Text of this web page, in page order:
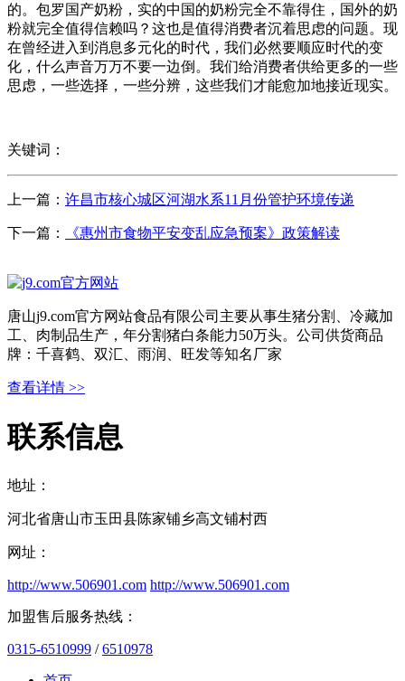
的。包罗国产奶粉，实的中国的奶粉完全不靠得住，国外的奶
粉就完全值得信赖吗？这也是值得消费者沉着思虑的问题。现
在曾经进入到消息多元化的时代，我们必然要顺应时代的变
化，什么声音万万不要一边倒。我们给消费者供给更多的一些
思虑，一些选择，一些分辨，这些我们才能愈加地接近现实。
关键词：
上一篇： 许昌市核心城区河湖水系11月份管护环境传递
下一篇： 《惠州市食物平安变乱应急预案》政策解读
唐山j9.com官方网站食品有限公司主要从事生猪分割、冷藏加
工、肉制品生产，年分割猪白条能力50万头。公司供货商品
牌：千喜鹤、双汇、雨润、旺发等知名厂家
查看详情 >>
联系信息
地址：
河北省唐山市玉田县陈家铺乡高文铺村西
网址：
http://www.506901.com http://www.506901.com
加盟售后服务热线：
0315-6510999 /6510978